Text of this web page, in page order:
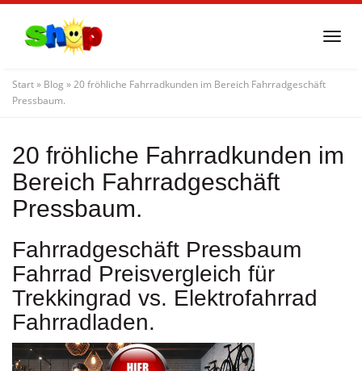
content
Start» Blog »20 fröhliche Fahrradkunden im Bereich Fahrradgeschäft
Pressbaum.
20 fröhliche Fahrradkunden im
Bereich Fahrradgeschäft
Pressbaum.
Fahrradgeschäft Pressbaum
Fahrrad Preisvergleich für
Trekkingrad vs. Elektrofahrrad
Fahrradladen.